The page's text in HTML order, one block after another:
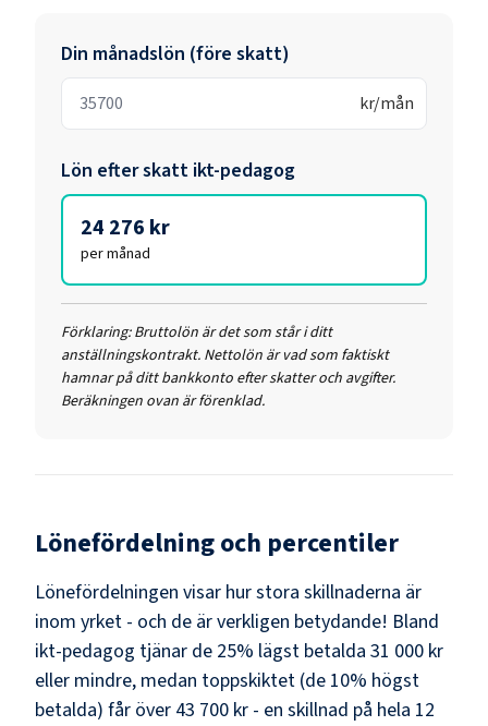
Din månadslön (före skatt)
kr/mån
Lön efter skatt ikt-pedagog
24 276 kr
per månad
Förklaring: Bruttolön är det som står i ditt
anställningskontrakt. Nettolön är vad som faktiskt
hamnar på ditt bankkonto efter skatter och avgifter.
Beräkningen ovan är förenklad.
Lönefördelning och percentiler
Lönefördelningen visar hur stora skillnaderna är
inom yrket - och de är verkligen betydande! Bland
ikt-pedagog tjänar de 25% lägst betalda 31 000 kr
eller mindre, medan toppskiktet (de 10% högst
betalda) får över 43 700 kr - en skillnad på hela 12